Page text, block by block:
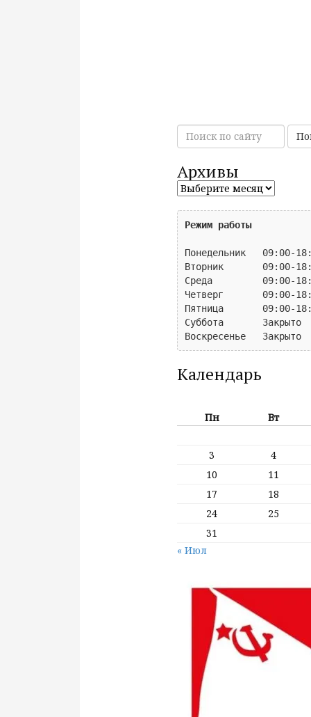
П
о
с
к
о
с
а
й
т
у
Архивы
Режим работы
Понедельник   09:00-
Вторник       09:00-
Среда         09:00-
Четверг       09:00-
Пятница       09:00-
Суббота       Закрыто
Календарь
Пн Вт
3
4
10
11
17
18
24
25
31
« Июл